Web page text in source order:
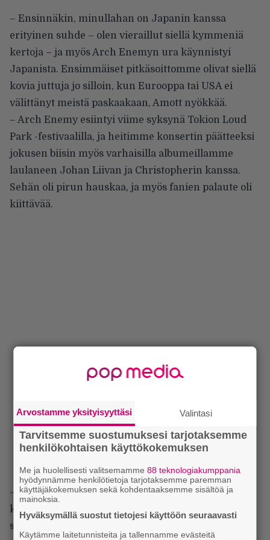
– Ensinnäkin, minullahan on Japanin kanssa
erityinen suhde – olen vieraillut siellä kymmeniä
kertoja – ja myös Arch Enemyn ura käynnistyi
Japanista. Ensimmäiset pitkäsoittomme olivat siellä
kovia juttuja jo silloin, kun Eurooppa tai USA ei
välittänyt meistä paskaakaan, Amott nyökkää.
– Arch Enemy esiintyi viime syksynä Tokion Loud
Park -festivaalilla, ja heitimme konsertin päätteeksi
jokusen biisin myös varhaisilla albumeillamme
laulaneen Johan Liivan ja Christopherin kanssa.
Sehän oli pirun hauskaa, ja myös fanien palaute oli
kiittävää.
– Kun japanilaispromoottori sitten tiedusteli
kiinnostustamme muutamia täysimittaisia old
school -keikkoja kohtaan, sehän tuntui mainiolta
Arvostamme yksityisyyttäsi Valintasi
Tarvitsemme suostumuksesi tarjotaksemme
henkilökohtaisen käyttökokemuksen
Me ja huolellisesti valitsemamme88 teknologiakumppania
hyödynnämme henkilötietoja tarjotaksemme paremman
käyttäjäkokemuksen sekä kohdentaaksemme sisältöä ja
mainoksia.
Hyväksymällä suostut tietojesi käyttöön seuraavasti
Käytämme laitetunnisteita ja tallennamme evästeitä